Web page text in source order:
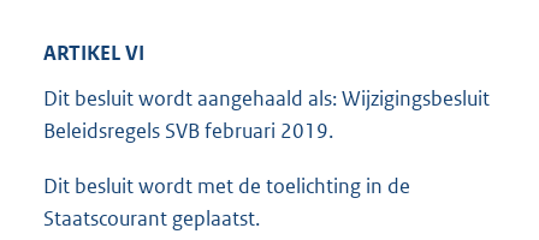
k
ARTIKEL VI
Dit besluit wordt aangehaald als: Wijzigingsbesluit
Beleidsregels SVB februari 2019.
Dit besluit wordt met de toelichting in de
Staatscourant geplaatst.